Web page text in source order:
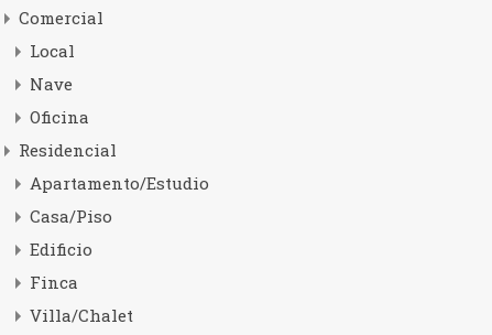
Comercial
Local
Nave
Oficina
Residencial
Apartamento/Estudio
Casa/Piso
Edificio
Finca
Villa/Chalet